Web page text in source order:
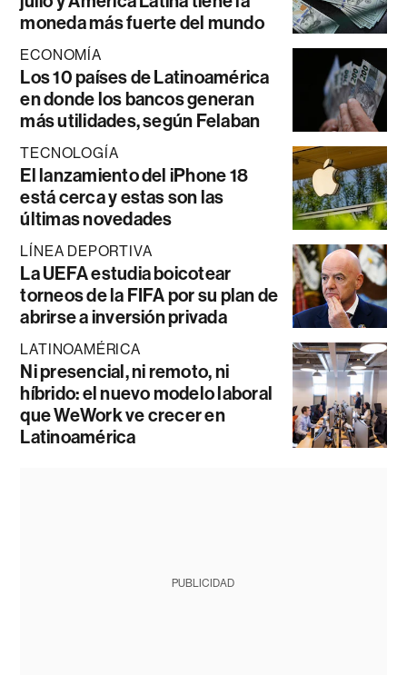
moneda más fuerte del mundo
ECONOMÍA
Los 10 países de Latinoamérica
en donde los bancos generan
más utilidades, según Felaban
TECNOLOGÍA
El lanzamiento del iPhone 18
está cerca y estas son las
últimas novedades
LÍNEA DEPORTIVA
La UEFA estudia boicotear
torneos de la FIFA por su plan de
abrirse a inversión privada
LATINOAMÉRICA
Ni presencial, ni remoto, ni
híbrido: el nuevo modelo laboral
que WeWork ve crecer en
Latinoamérica
PUBLICIDAD